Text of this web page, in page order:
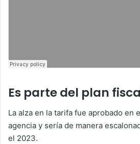
Es parte del plan
La alza en la tarifa fue aprobado en
agencia y sería de manera
el 2023.